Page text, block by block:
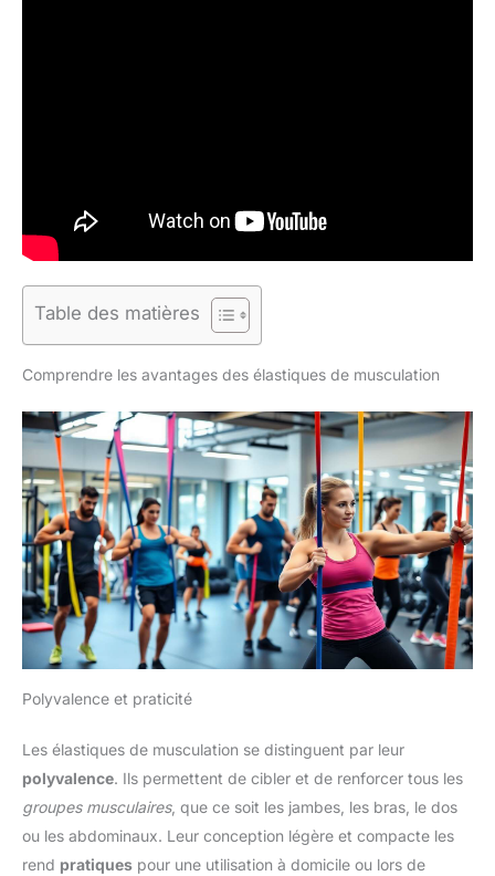
Table des matières
Comprendre les avantages des élastiques de musculation
Polyvalence et praticité
Les élastiques de musculation se distinguent par leur
polyvalence. Ils permettent de cibler et de renforcer tous les
groupes musculaires, que ce soit les jambes, les bras, le dos
ou les abdominaux. Leur conception légère et compacte les
rend pratiques pour une utilisation à domicile ou lors de